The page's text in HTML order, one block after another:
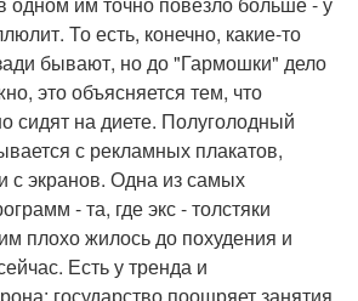
То есть, конечно, какие-то
бывают, но до "Гармошки" дело
это объясняется тем, что
сидят на диете. Полуголодный
с рекламных плакатов,
с экранов. Одна из самых
- та, где экс - толстяки
плохо жилось до похудения и
Есть у тренда и
государство поощряет занятия